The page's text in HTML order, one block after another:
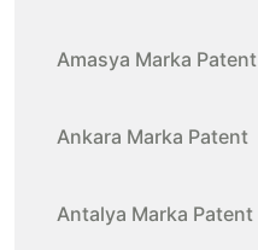
Amasya Marka Patent
Ankara Marka Patent
Antalya Marka Patent